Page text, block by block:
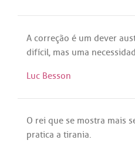
A correção é um dever
difícil, mas uma
Luc Besson
O rei que se mostra mais
pratica a tirania.